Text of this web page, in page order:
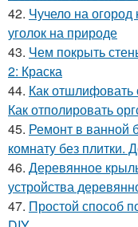
42. Чучело на огород
уголок на природе
43. Чем покрыть
2: Краска
44. Как отшлифовать
Как отполировать
45. Ремонт в ванной
комнату без плитки.
46. Деревянное
устройства
47. Простой способ